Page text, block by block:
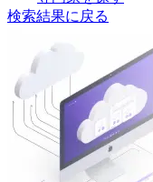
検索結果に戻る